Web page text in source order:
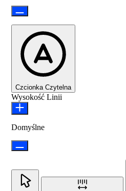
Czcionka Czytelna
Wysokość Linii
Domyślne